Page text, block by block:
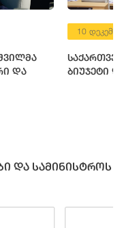
10
ბიუჯეტი
და სამინისტროს